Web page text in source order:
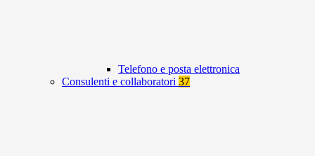
Telefono e posta elettronica
Consulenti e collaboratori 37